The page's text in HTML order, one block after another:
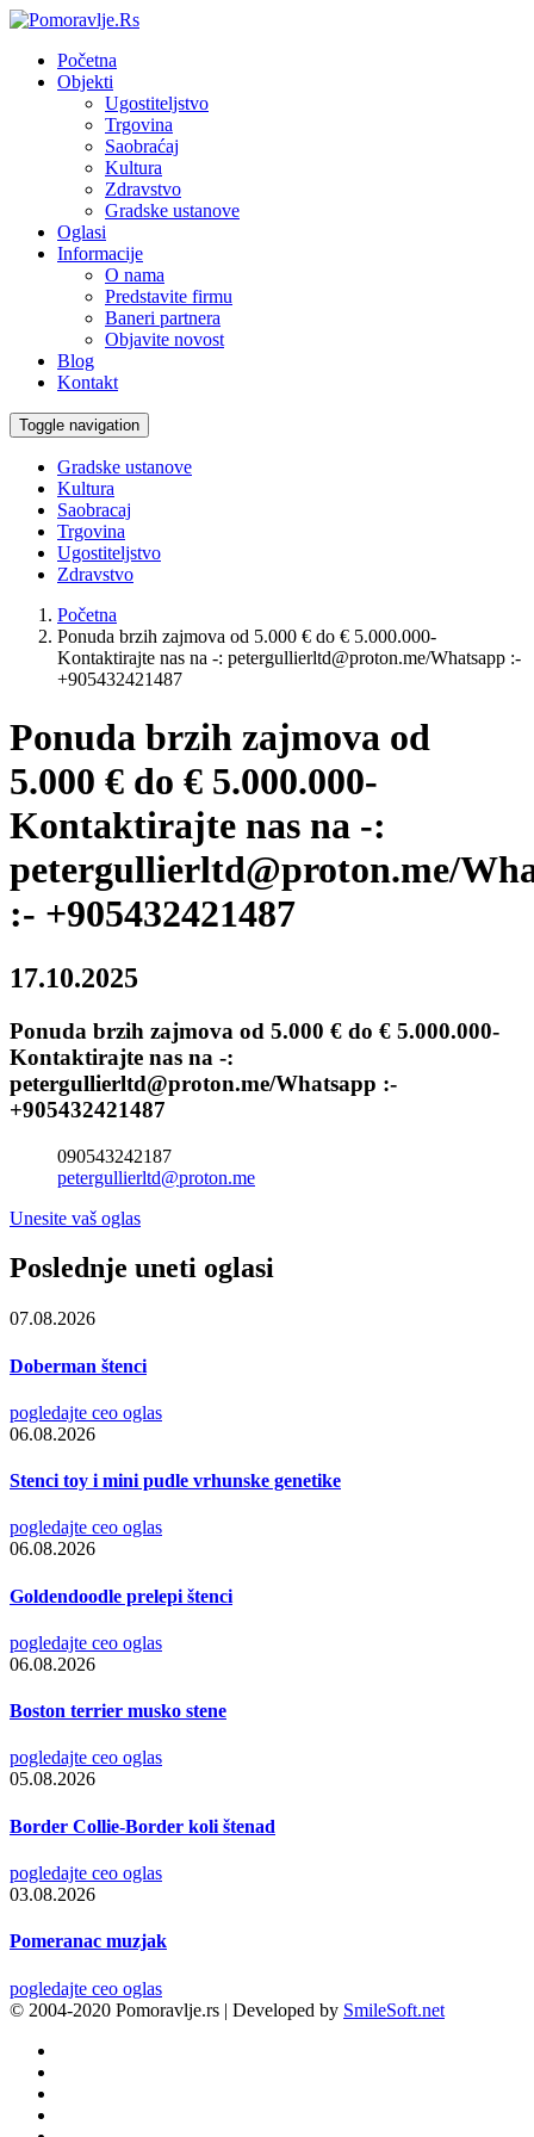
Početna
Objekti
Ugostiteljstvo
Trgovina
Saobraćaj
Kultura
Zdravstvo
Gradske ustanove
Oglasi
Informacije
O nama
Predstavite firmu
Baneri partnera
Objavite novost
Blog
Kontakt
Toggle navigation
Gradske ustanove
Kultura
Saobracaj
Trgovina
Ugostiteljstvo
Zdravstvo
Početna
Ponuda brzih zajmova od 5.000 € do € 5.000.000-
Kontaktirajte nas na -: petergullierltd@proton.me/Whatsapp :-
+905432421487
Ponuda brzih zajmova od
5.000 € do € 5.000.000-
Kontaktirajte nas na -:
petergullierltd@proton.me/
:- +905432421487
17.10.2025
Ponuda brzih zajmova od 5.000 € do € 5.000.000-
Kontaktirajte nas na -:
petergullierltd@proton.me/Whatsapp :-
+905432421487
090543242187
petergullierltd@proton.me
Unesite vaš oglas
Poslednje uneti oglasi
07.08.2026
Doberman štenci
pogledajte ceo oglas
06.08.2026
Stenci toy i mini pudle vrhunske genetike
pogledajte ceo oglas
06.08.2026
Goldendoodle prelepi štenci
pogledajte ceo oglas
06.08.2026
Boston terrier musko stene
pogledajte ceo oglas
05.08.2026
Border Collie-Border koli štenad
pogledajte ceo oglas
03.08.2026
Pomeranac muzjak
pogledajte ceo oglas
© 2004-2020 Pomoravlje.rs | Developed by SmileSoft.net